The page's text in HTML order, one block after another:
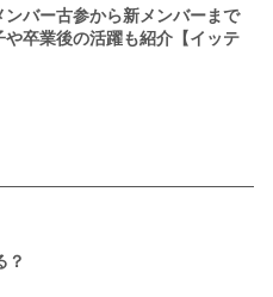
バー古参から新メンバーまで
卒業後の活躍も紹介【イッテ
？